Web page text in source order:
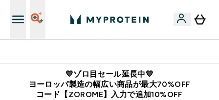
💙ゾロ目セール延長中💙
ヨーロッパ製造の幅広い商品が最大70%OFF
コード【ZOROME】入力で追加10%OFF